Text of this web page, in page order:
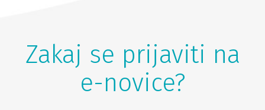
Zakaj se prijaviti na
e-novice?